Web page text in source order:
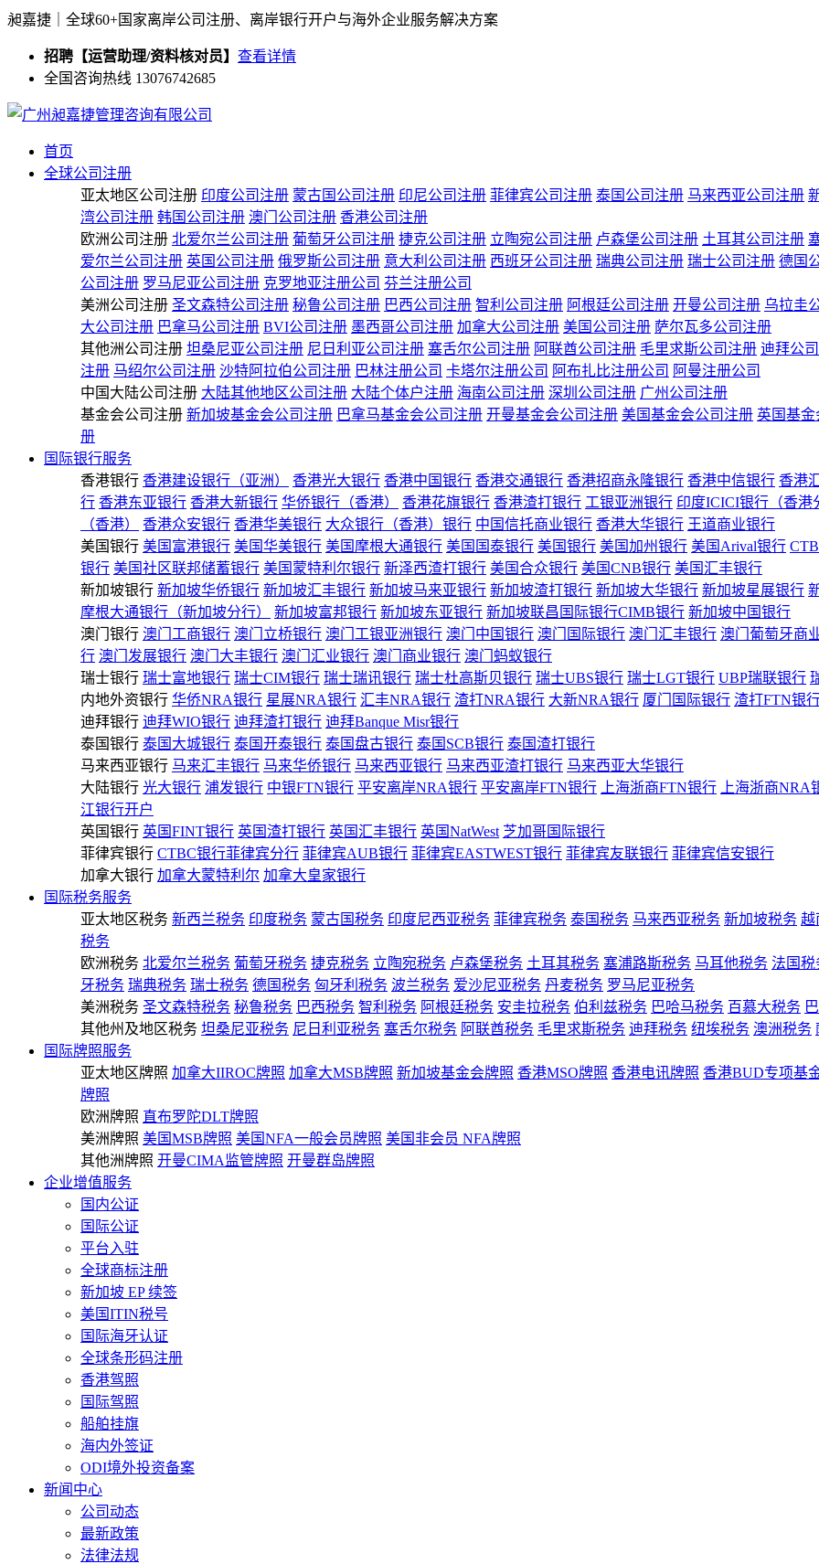
昶嘉捷｜全球60+国家离岸公司注册、离岸银行开户与海外企业服务解决方案
招聘【运营助理/资料核对员】 查看详情
全国咨询热线 13076742685
首页
全球公司注册
亚太地区公司注册 印度公司注册 蒙古国公司注册 印尼公司注册 菲律宾公司注册 泰国公司注册 马来西亚公司注册
湾公司注册 韩国公司注册 澳门公司注册 香港公司注册
欧洲公司注册 北爱尔兰公司注册 葡萄牙公司注册 捷克公司注册 立陶宛公司注册 卢森堡公司注册 土耳其公司注册
爱尔兰公司注册 英国公司注册 俄罗斯公司注册 意大利公司注册 西班牙公司注册 瑞典公司注册 瑞士公司注册 德国
公司注册 罗马尼亚公司注册 克罗地亚注册公司 芬兰注册公司
美洲公司注册 圣文森特公司注册 秘鲁公司注册 巴西公司注册 智利公司注册 阿根廷公司注册 开曼公司注册 乌拉圭
大公司注册 巴拿马公司注册 BVI公司注册 墨西哥公司注册 加拿大公司注册 美国公司注册 萨尔瓦多公司注册
其他洲公司注册 坦桑尼亚公司注册 尼日利亚公司注册 塞舌尔公司注册 阿联酋公司注册 毛里求斯公司注册 迪拜公
注册 马绍尔公司注册 沙特阿拉伯公司注册 巴林注册公司 卡塔尔注册公司 阿布扎比注册公司 阿曼注册公司
中国大陆公司注册 大陆其他地区公司注册 大陆个体户注册 海南公司注册 深圳公司注册 广州公司注册
基金会公司注册 新加坡基金会公司注册 巴拿马基金会公司注册 开曼基金会公司注册 美国基金会公司注册 英国基
册
国际银行服务
香港银行 香港建设银行（亚洲） 香港光大银行 香港中国银行 香港交通银行 香港招商永隆银行 香港中信银行 香港
行 香港东亚银行 香港大新银行 华侨银行（香港） 香港花旗银行 香港渣打银行 工银亚洲银行 印度ICICI银行（香港
（香港）
香港众安银行 香港华美银行 大众银行（香港）银行 中国信托商业银行 香港大华银行 王道商业银行
美国银行 美国富港银行 美国华美银行 美国摩根大通银行 美国国泰银行 美国银行 美国加州银行 美国Arival银行
银行 美国社区联邦储蓄银行 美国蒙特利尔银行 新泽西渣打银行 美国合众银行 美国CNB银行 美国汇丰银行
新加坡银行 新加坡华侨银行 新加坡汇丰银行 新加坡马来亚银行 新加坡渣打银行 新加坡大华银行 新加坡星展银行
摩根大通银行（新加坡分行）
新加坡富邦银行 新加坡东亚银行 新加坡联昌国际银行CIMB银行 新加坡中国银行
澳门银行 澳门工商银行 澳门立桥银行 澳门工银亚洲银行 澳门中国银行 澳门国际银行 澳门汇丰银行 澳门葡萄牙商
行 澳门发展银行 澳门大丰银行 澳门汇业银行 澳门商业银行 澳门蚂蚁银行
瑞士银行 瑞士富地银行 瑞士CIM银行 瑞士瑞讯银行 瑞士杜高斯贝银行 瑞士UBS银行 瑞士LGT银行 UBP瑞联银行
内地外资银行 华侨NRA银行 星展NRA银行 汇丰NRA银行 渣打NRA银行 大新NRA银行 厦门国际银行 渣打FTN银
迪拜银行 迪拜WIO银行 迪拜渣打银行 迪拜Banque Misr银行
泰国银行 泰国大城银行 泰国开泰银行 泰国盘古银行 泰国SCB银行 泰国渣打银行
马来西亚银行 马来汇丰银行 马来华侨银行 马来西亚银行 马来西亚渣打银行 马来西亚大华银行
大陆银行 光大银行 浦发银行 中银FTN银行 平安离岸NRA银行 平安离岸FTN银行 上海浙商FTN银行
上海浙商NRA
江银行开户
英国银行 英国FINT银行 英国渣打银行 英国汇丰银行 英国NatWest 芝加哥国际银行
菲律宾银行 CTBC银行菲律宾分行 菲律宾AUB银行 菲律宾EASTWEST银行 菲律宾友联银行 菲律宾信安银行
加拿大银行 加拿大蒙特利尔 加拿大皇家银行
国际税务服务
亚太地区税务 新西兰税务 印度税务 蒙古国税务 印度尼西亚税务 菲律宾税务 泰国税务 马来西亚税务 新加坡税务 越
税务
欧洲税务 北爱尔兰税务 葡萄牙税务 捷克税务 立陶宛税务 卢森堡税务 土耳其税务 塞浦路斯税务 马耳他税务 法国税
牙税务 瑞典税务 瑞士税务 德国税务 匈牙利税务 波兰税务 爱沙尼亚税务 丹麦税务 罗马尼亚税务
美洲税务 圣文森特税务 秘鲁税务 巴西税务 智利税务 阿根廷税务 安圭拉税务 伯利兹税务 巴哈马税务 百慕大税务
其他州及地区税务 坦桑尼亚税务 尼日利亚税务 塞舌尔税务 阿联酋税务 毛里求斯税务 迪拜税务 纽埃税务 澳洲税务
国际牌照服务
亚太地区牌照 加拿大IIROC牌照 加拿大MSB牌照 新加坡基金会牌照 香港MSO牌照 香港电讯牌照 香港BUD专项基
牌照
欧洲牌照 直布罗陀DLT牌照
美洲牌照 美国MSB牌照 美国NFA一般会员牌照 美国非会员 NFA牌照
其他洲牌照 开曼CIMA监管牌照 开曼群岛牌照
企业增值服务
国内公证
国际公证
平台入驻
全球商标注册
新加坡 EP 续签
美国ITIN税号
国际海牙认证
全球条形码注册
香港驾照
国际驾照
船舶挂旗
海内外签证
ODI境外投资备案
新闻中心
公司动态
最新政策
法律法规